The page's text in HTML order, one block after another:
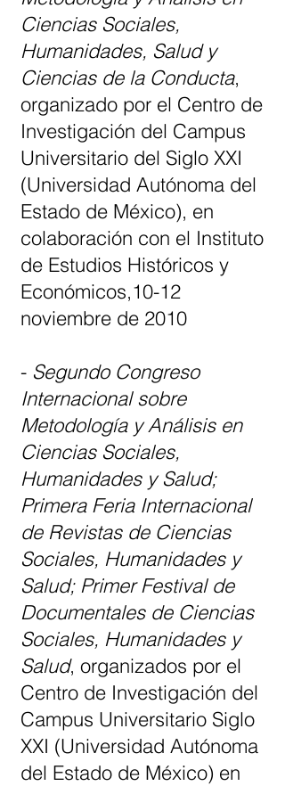
Ciencias Sociales,
Humanidades, Salud y
Ciencias de la Conducta,
organizado por el Centro de
Investigación del Campus
Universitario del Siglo XXI
(Universidad Autónoma del
Estado de México), en
colaboración con el Instituto
de Estudios Históricos y
Económicos,10-12
noviembre de 2010
- Segundo Congreso
Internacional sobre
Metodología y Análisis en
Ciencias Sociales,
Humanidades y Salud;
Primera Feria Internacional
de Revistas de Ciencias
Sociales, Humanidades y
Salud; Primer Festival de
Documentales de Ciencias
Sociales, Humanidades y
Salud, organizados por el
Centro de Investigación del
Campus Universitario Siglo
XXI (Universidad Autónoma
del Estado de México) en